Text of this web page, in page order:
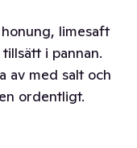
limesaft
i pannan.
av med salt och
ordentligt.